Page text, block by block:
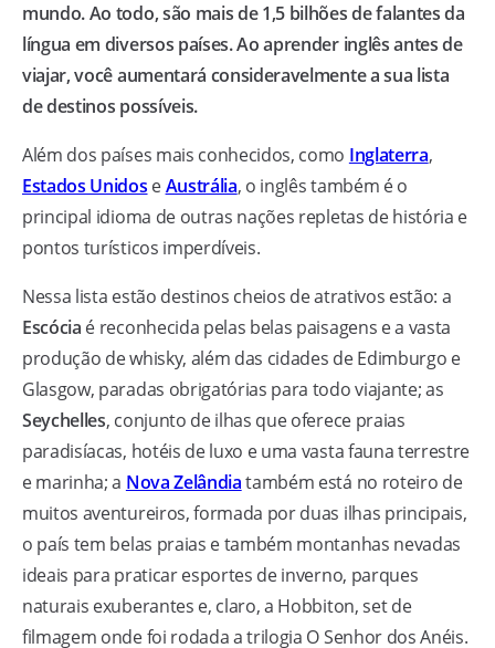
mundo. Ao todo, são mais de 1,5 bilhões de falantes da
língua em diversos países. Ao aprender inglês antes de
viajar, você aumentará consideravelmente a sua lista
de destinos possíveis.
Além dos países mais conhecidos, como Inglaterra,
Estados Unidos eAustrália, o inglês também é o
principal idioma de outras nações repletas de história e
pontos turísticos imperdíveis.
Nessa lista estão destinos cheios de atrativos estão: a
Escócia é reconhecida pelas belas paisagens e a vasta
produção de whisky, além das cidades de Edimburgo e
Glasgow, paradas obrigatórias para todo viajante; as
Seychelles, conjunto de ilhas que oferece praias
paradisíacas, hotéis de luxo e uma vasta fauna terrestre
e marinha; a Nova Zelândiatambém está no roteiro de
muitos aventureiros, formada por duas ilhas principais,
o país tem belas praias e também montanhas nevadas
ideais para praticar esportes de inverno, parques
naturais exuberantes e, claro, a Hobbiton, set de
filmagem onde foi rodada a trilogia O Senhor dos Anéis.